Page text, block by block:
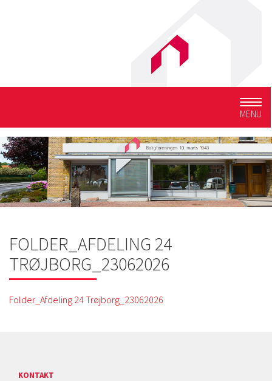
MENU
FOLDER_AFDELING 24
TRØJBORG_23062026
Folder_Afdeling 24 Trøjborg_23062026
KONTAKT